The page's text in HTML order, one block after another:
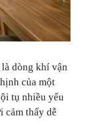
dòng khí vận
của một
tụ nhiều yếu
cảm thấy dễ